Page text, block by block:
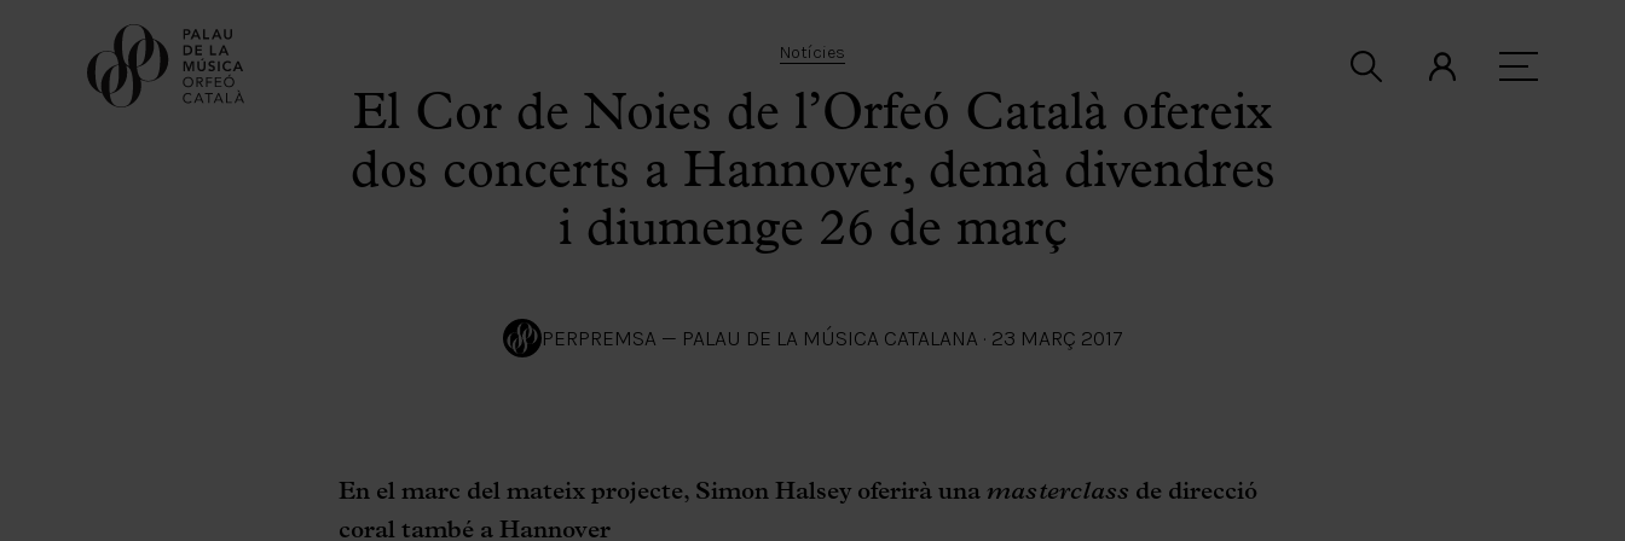
Notícies
El Cor de Noies de l’Orfeó Català ofereix
dos concerts a Hannover, demà divendres
i diumenge 26 de març
PERPREMSA — PALAU DE LA MÚSICA CATALANA · 23 MARÇ 2017
En el marc del mateix projecte, Simon Halsey oferirà una masterclass de direcció
coral també a Hannover